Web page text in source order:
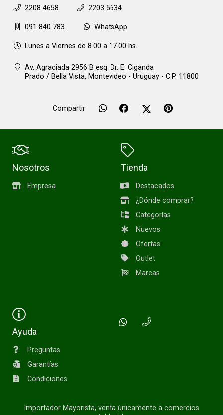
2208 4658
2203 5634
091 840 783 WhatsApp
Lunes a Viernes de 8.00 a 17.00 hs.
Av. Agraciada 2956 B esq. Dr. E. Ciganda
Prado / Bella Vista, Montevideo - Uruguay - C.P. 11800
Compartir
Nosotros
Empresa
Tienda
Destacados
¿Dónde comprar?
Categorías
Nuevos
Ofertas
Outlet
Marcas
Ayuda
Preguntas
Garantías
Condiciones
Importador Mayorista, venta únicamente a comercios